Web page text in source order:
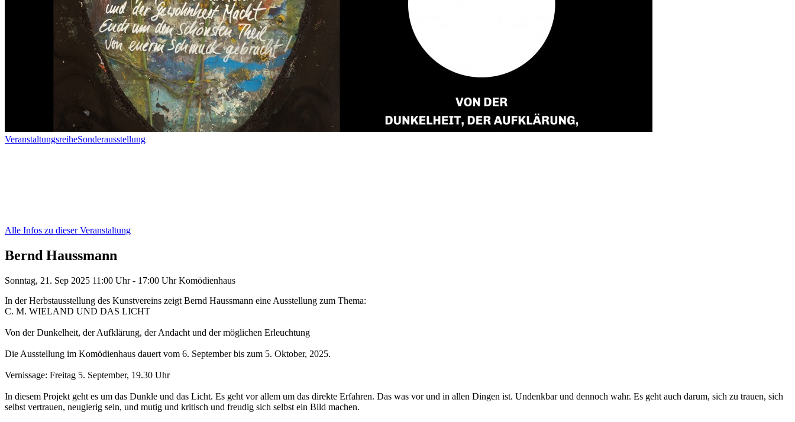
VeranstaltungsreiheSonderausstellung
Alle Infos zu dieser Veranstaltung
Bernd Haussmann
Sonntag, 21. Sep 2025 11:00 Uhr - 17:00 Uhr Komödienhaus
In der Herbstausstellung des Kunstvereins zeigt Bernd Haussmann eine Ausstellung zum Thema:
C. M. WIELAND UND DAS LICHT
Von der Dunkelheit, der Aufklärung, der Andacht und der möglichen Erleuchtung
Die Ausstellung im Komödienhaus dauert vom 6. September bis zum 5. Oktober, 2025.
Vernissage: Freitag 5. September, 19.30 Uhr
In diesem Projekt geht es um das Dunkle und das Licht. Es geht vor allem um das direkte Erfahren. Das was vor und in allen Dingen ist. Undenkbar und dennoch wahr. Es geht auch darum, sich zu trauen, sich
selbst vertrauen, neugierig sein, und mutig und kritisch und freudig sich selbst ein Bild machen.